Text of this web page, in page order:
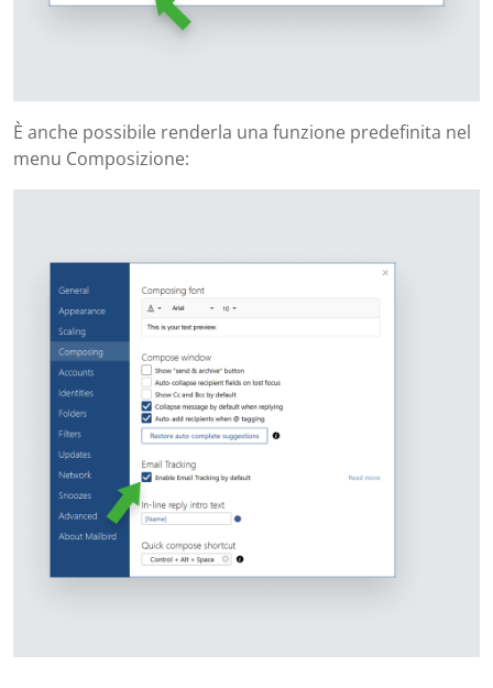
È anche possibile renderla una funzione predefinita nel
menu Composizione: